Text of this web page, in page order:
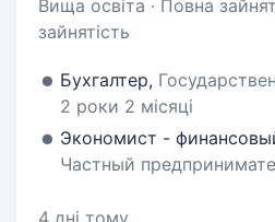
Вища освіта · Повна
зайнятість
Бухгалтер,
2 роки 2 місяці
Экономист -
Частный
4 дні тому